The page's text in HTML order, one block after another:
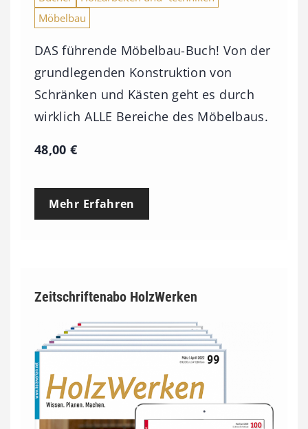
Möbelbau
DAS führende Möbelbau-Buch! Von der
grundlegenden Konstruktion von
Schränken und Kästen geht es durch
wirklich ALLE Bereiche des Möbelbaus.
48,00€
Mehr Erfahren
Zeitschriftenabo HolzWerken